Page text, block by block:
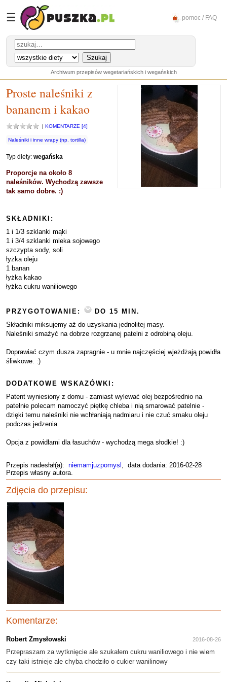
☰ pomoc / FAQ
Archiwum przepisów wegetariańskich i wegańskich
Proste naleśniki z
bananem i kakao
| KOMENTARZE [4]
Naleśniki i inne wrapy (np. tortilla)
Typ diety: wegańska
Proporcje na około 8
naleśników. Wychodzą zawsze
tak samo dobre. :)
SKŁADNIKI:
1 i 1/3 szklanki mąki
1 i 3/4 szklanki mleka sojowego
szczypta sody, soli
łyżka oleju
1 banan
łyżka kakao
łyżka cukru waniliowego
PRZYGOTOWANIE:
DO 15 MIN.
Składniki miksujemy aż do uzyskania jednolitej masy.
Naleśniki smażyć na dobrze rozgrzanej patelni z odrobiną oleju.
Doprawiać czym dusza zapragnie - u mnie najczęściej wjeżdżają powidła
śliwkowe. :)
DODATKOWE WSKAZÓWKI:
Patent wyniesiony z domu - zamiast wylewać olej bezpośrednio na
patelnie polecam namoczyć piętkę chleba i nią smarować patelnie -
dzięki temu naleśniki nie wchłaniają nadmiaru i nie czuć smaku oleju
podczas jedzenia.
Opcja z powidłami dla łasuchów - wychodzą mega słodkie! :)
Przepis nadesłał(a): niemamjuzpomysl , data dodania: 2016-02-28
Przepis własny autora.
Zdjęcia do przepisu:
Komentarze:
Robert Zmysłowski 2016-08-26
Przepraszam za wytknięcie ale szukałem cukru waniliowego i nie wiem
czy taki istnieje ale chyba chodziło o cukier wanilinowy